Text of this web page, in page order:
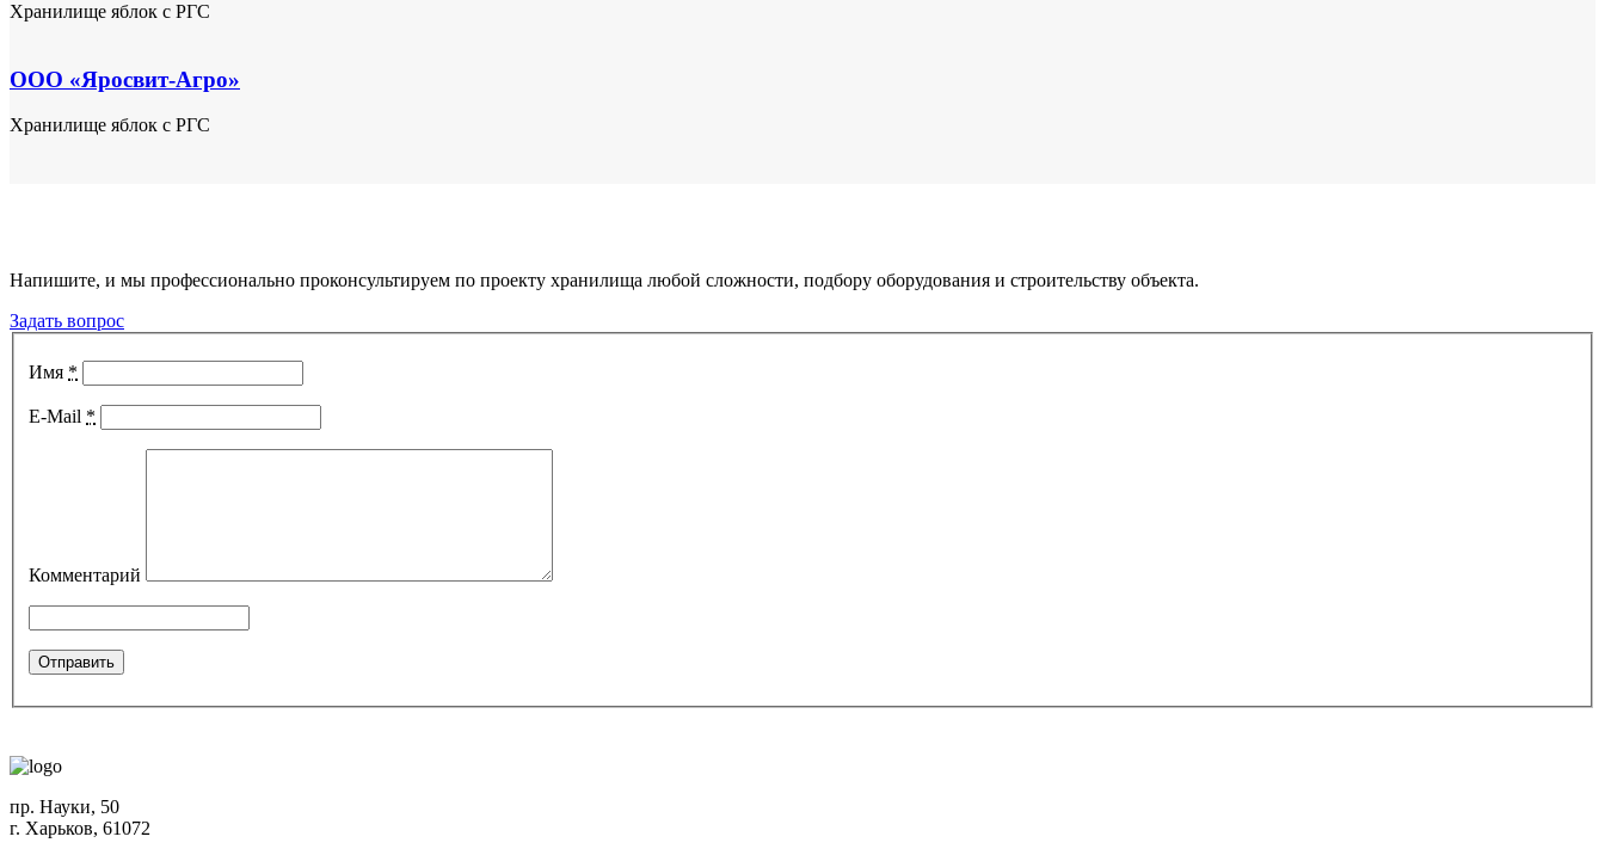
Хранилище яблок с РГС
ООО «Яросвит-Агро»
Хранилище яблок с РГС
Напишите, и мы профессионально проконсультируем по проекту хранилища любой сложности, подбору оборудования и строительству объекта.
Задать вопрос
Имя *
E-Mail *
Комментарий
пр. Науки, 50
г. Харьков, 61072